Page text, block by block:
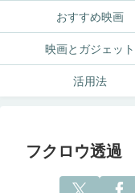
おすすめ映画
映画とガジェット
活用法
フクロウ透過